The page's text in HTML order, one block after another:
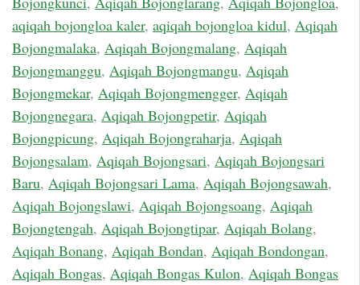
aqiqah bojongloa kaler, aqiqah bojongloa kidul, Aqiqah
Bojongmalaka, Aqiqah Bojongmalang, Aqiqah
Bojongmanggu, Aqiqah Bojongmangu, Aqiqah
Bojongmekar, Aqiqah Bojongmengger, Aqiqah
Bojongnegara, Aqiqah Bojongpetir, Aqiqah
Bojongpicung, Aqiqah Bojongraharja, Aqiqah
Bojongsalam, Aqiqah Bojongsari, Aqiqah Bojongsari
Baru, Aqiqah Bojongsari Lama, Aqiqah Bojongsawah,
Aqiqah Bojongslawi, Aqiqah Bojongsoang, Aqiqah
Bojongtengah, Aqiqah Bojongtipar, Aqiqah Bolang,
Aqiqah Bonang, Aqiqah Bondan, Aqiqah Bondongan,
Aqiqah Bongas, Aqiqah Bongas Kulon, Aqiqah Bongas